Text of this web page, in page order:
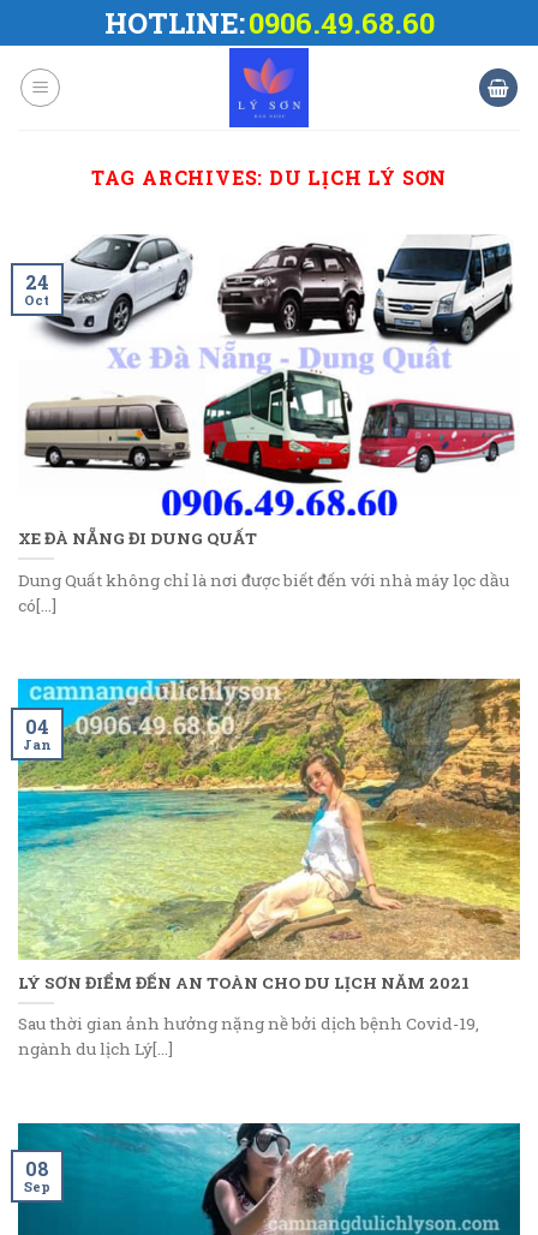
to
content
HOTLINE:0906.49.68.60
TAG ARCHIVES: DU LỊCH LÝ SƠN
XE ĐÀ NẴNG ĐI DUNG QUẤT
Dung Quất không chỉ là nơi được biết đến với nhà máy lọc dầu
có[...]
24
Oct
LÝ SƠN ĐIỂM ĐẾN AN TOÀN CHO DU LỊCH NĂM 2021
Sau thời gian ảnh hưởng nặng nề bởi dịch bệnh Covid-19,
ngành du lịch Lý[...]
04
Jan
08
Sep